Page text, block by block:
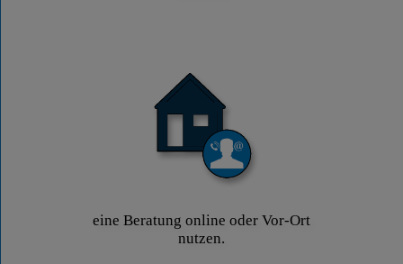
eine Beratung online oder Vor-Ort
nutzen.